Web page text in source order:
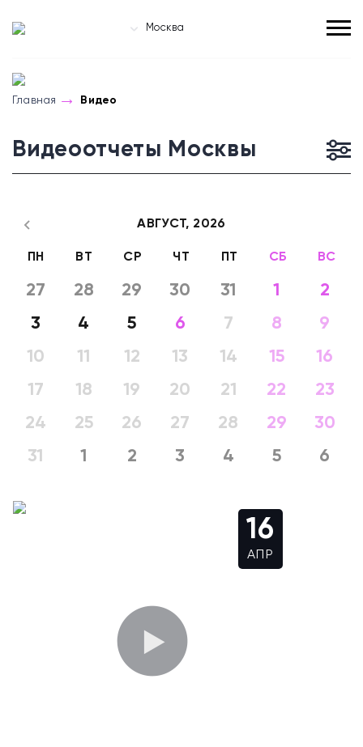
Москва
Главная Видео
Видеоотчеты Москвы
АВГУСТ, 2026
ПН ВТ СР ЧТ ПТ СБ ВС
27 28 29 30 31 1
2
3
4 5 6 7 8
9
10
11 12 13 14 15
16
17
18 19 20 21 22
23
24
25 26 27 28 29
30
31
1 2 3 4 5 6
16
АПР